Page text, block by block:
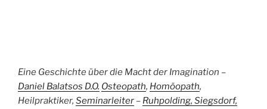
Eine Geschichte über die Macht der Imagination –
Daniel Balatsos D.O. Osteopath, Homöopath,
Heilpraktiker, Seminarleiter – Ruhpolding, Siegsdorf,